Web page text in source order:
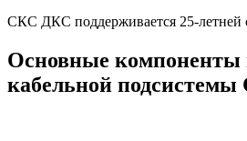
СКС ДКС поддерживается 25-летней
Основные компоненты
кабельной